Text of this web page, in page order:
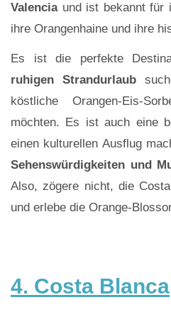
Valenciaund ist bekannt für
ihre Orangenhaine und ihre
Es ist die perfekte
ruhigen Strandurlaub
köstliche Orangen-Eis-
möchten. Es ist auch eine
einen kulturellen Ausflug
Sehenswürdigkeiten und
Also, zögere nicht, die
und erlebe die Orange-
4. Costa Blanca